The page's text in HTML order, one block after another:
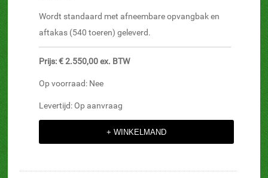
Wordt standaard met afneembare opvangbak en
aftakas (540 toeren) geleverd.
Prijs: € 2.550,00 ex. BTW
Op voorraad: Nee
Levertijd: Op aanvraag